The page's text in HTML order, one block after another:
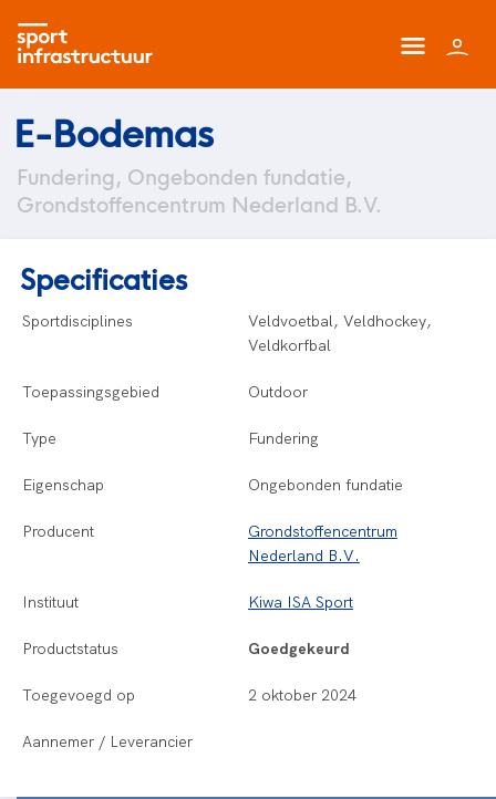
E-Bodemas
Fundering, Ongebonden fundatie,
Grondstoffencentrum Nederland B.V.
Specificaties
Sportdisciplines
Veldvoetbal, Veldhockey,
Veldkorfbal
Toepassingsgebied Outdoor
Type Fundering
Eigenschap Ongebonden fundatie
Producent
Grondstoffencentrum
Nederland B.V.
Instituut Kiwa ISA Sport
Productstatus Goedgekeurd
Toegevoegd op 2 oktober 2024
Aannemer / Leverancier